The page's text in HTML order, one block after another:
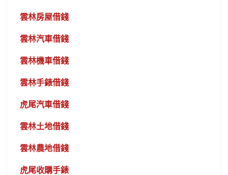
雲林房屋借錢
雲林汽車借錢
雲林機車借錢
雲林手錶借錢
虎尾汽車借錢
雲林土地借錢
雲林農地借錢
虎尾收購手錶